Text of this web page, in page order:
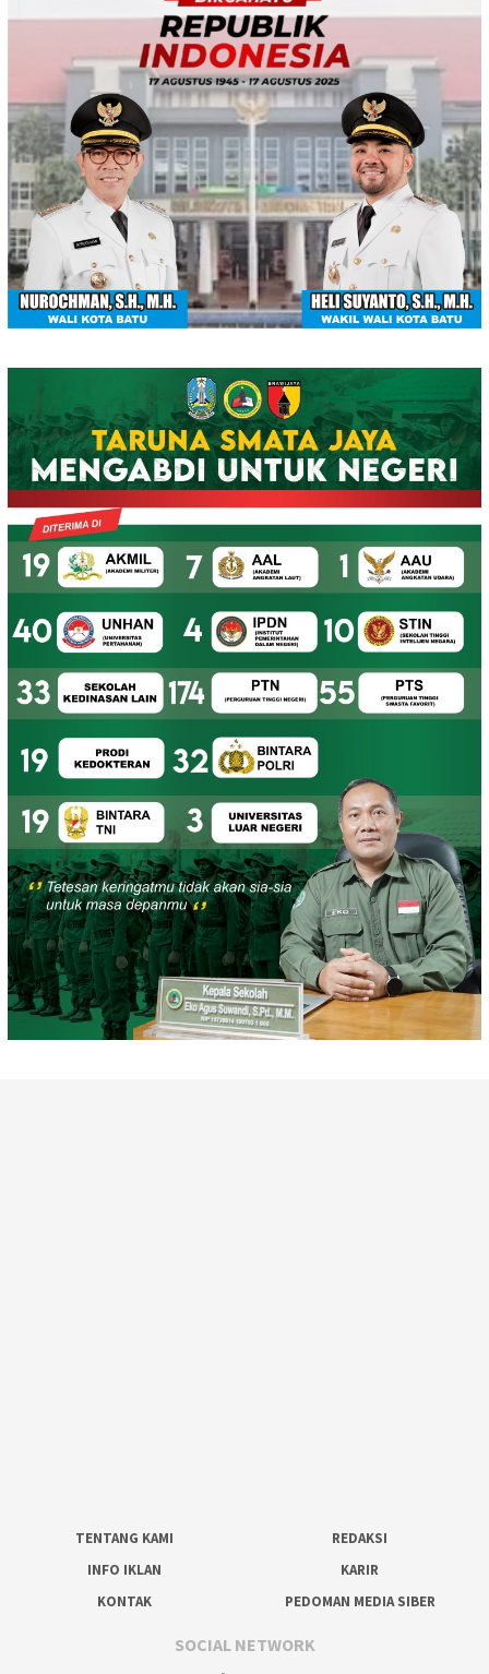
TENTANG KAMI
REDAKSI
INFO IKLAN
KARIR
KONTAK
PEDOMAN MEDIA SIBER
SOCIAL NETWORK